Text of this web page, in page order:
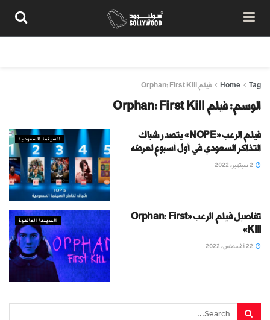
Home Tag فيلم Orphan: First Kill
الوسم:فيلم Orphan: First Kill
السينما السعودية
فيلم الرعب «NOPE» يتصدر شباك
التذاكر السعودي في أول أسبوع لعرضه
السينما العالمية
تفاصيل فيلم الرعب «Orphan: First
Kill»